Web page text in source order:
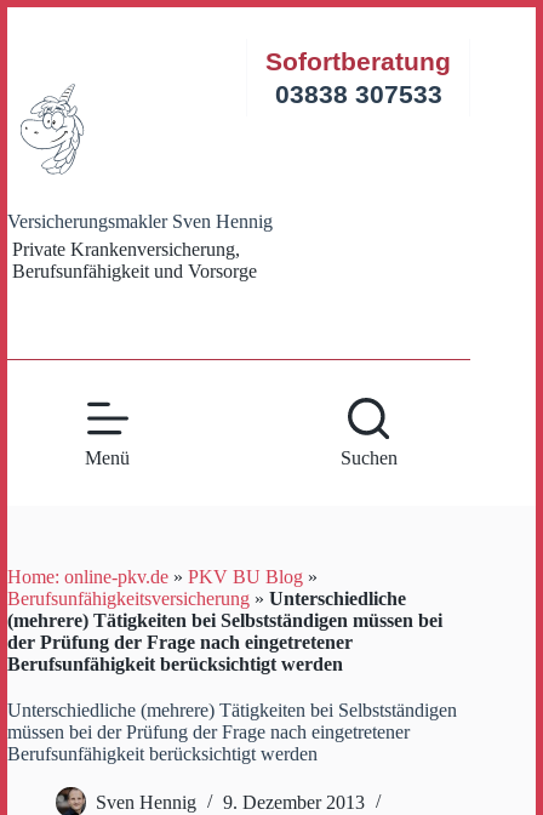
Versicherungsmakler Sven Hennig
Private Krankenversicherung,
Berufsunfähigkeit und Vorsorge
Sofortberatung
03838 307533
Menü Suchen
Home: online-pkv.de » PKV BU Blog »
Berufsunfähigkeitsversicherung » Unterschiedliche
(mehrere) Tätigkeiten bei Selbstständigen müssen bei
der Prüfung der Frage nach eingetretener
Berufsunfähigkeit berücksichtigt werden
Unterschiedliche (mehrere) Tätigkeiten bei Selbstständigen
müssen bei der Prüfung der Frage nach eingetretener
Berufsunfähigkeit berücksichtigt werden
Sven Hennig
9. Dezember 2013